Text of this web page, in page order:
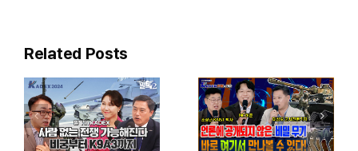
Related PostsKADEX
현장을가다!
세계적인
수준으로
올라선 K-
KADEX
2024
대한민국